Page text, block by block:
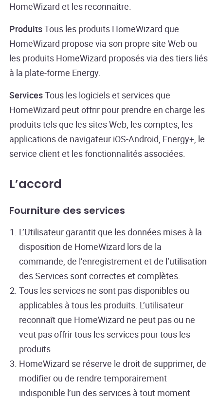
HomeWizard et les reconnaître.
ProduitsTous les produits HomeWizard que
HomeWizard propose via son propre site Web ou
les produits HomeWizard proposés via des tiers liés
à la plate-forme Energy.
ServicesTous les logiciels et services que
HomeWizard peut offrir pour prendre en charge les
produits tels que les sites Web, les comptes, les
applications de navigateur iOS-Android, Energy+, le
service client et les fonctionnalités associées.
L’accord
Fourniture des services
L’Utilisateur garantit que les données mises à la
disposition de HomeWizard lors de la
commande, de l’enregistrement et de l’utilisation
des Services sont correctes et complètes.
Tous les services ne sont pas disponibles ou
applicables à tous les produits. L’utilisateur
reconnaît que HomeWizard ne peut pas ou ne
veut pas offrir tous les services pour tous les
produits.
HomeWizard se réserve le droit de supprimer, de
modifier ou de rendre temporairement
indisponible l’un des services à tout moment